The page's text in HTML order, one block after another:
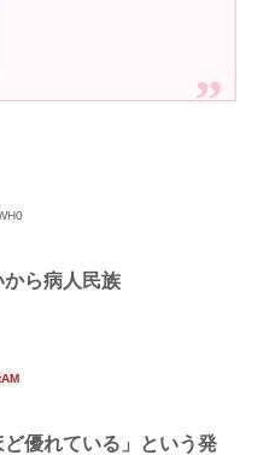
ら病人民族
優れている」という発